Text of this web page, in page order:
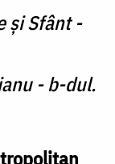
și Sfânt -
- b-dul.